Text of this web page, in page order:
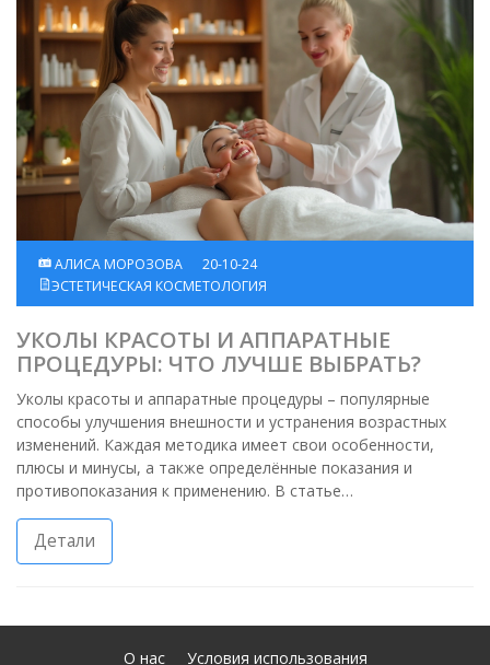
АЛИСА МОРОЗОВА
20-10-24
ЭСТЕТИЧЕСКАЯ КОСМЕТОЛОГИЯ
УКОЛЫ КРАСОТЫ И АППАРАТНЫЕ
ПРОЦЕДУРЫ: ЧТО ЛУЧШЕ ВЫБРАТЬ?
Уколы красоты и аппаратные процедуры – популярные
способы улучшения внешности и устранения возрастных
изменений. Каждая методика имеет свои особенности,
плюсы и минусы, а также определённые показания и
противопоказания к применению. В статье
рассматриваются основные аспекты каждого метода и
даются полезные советы по выбору подходящего способа
для сохранения молодости и красоты кожи. Читатели
процесс потери внешности более комфортным и
Детали
О нас Условия использования